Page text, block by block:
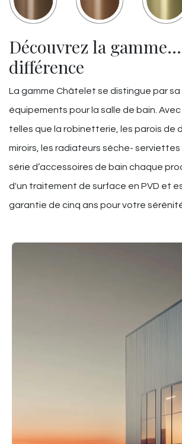
Découvrez la
différence
La gamme Châtelet se distingue par sa
équipements pour la salle de bain.
telles que la robinetterie, les parois de
miroirs, les radiateurs sèche-
série d’accessoires de bain chaque
d'un traitement de surface en PVD et
garantie de cinq ans pour votre